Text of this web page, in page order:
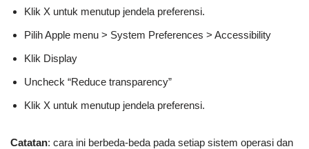
Klik X untuk menutup jendela preferensi.
Pilih Apple menu > System Preferences > Accessibility
Klik Display
Uncheck “Reduce transparency”
Klik X untuk menutup jendela preferensi.
Catatan: cara ini berbeda-beda pada setiap sistem operasi dan